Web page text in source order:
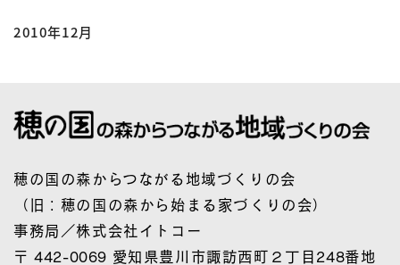
2010年12月
穂の国の森からつながる地域づくりの会
（旧：穂の国の森から始まる家づくりの会）
事務局／株式会社イトコー
〒 442-0069 愛知県豊川市諏訪西町２丁目248番地